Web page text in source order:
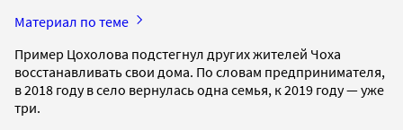
Материал по теме
Пример Цохолова подстегнул других жителей Чоха
восстанавливать свои дома. По словам предпринимателя,
в 2018 году в село вернулась одна семья, к 2019 году — уже
три.